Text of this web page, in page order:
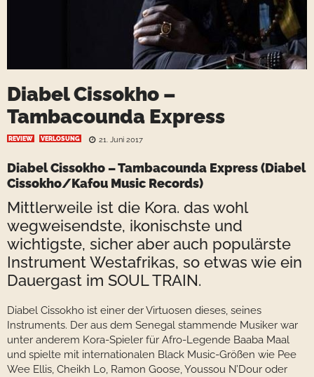
Diabel Cissokho –
Tambacounda Express
REVIEW VERLOSUNG 21. Juni 2017
Diabel Cissokho – Tambacounda Express(Diabel
Cissokho/Kafou Music Records)
Mittlerweile ist die Kora. das wohl
wegweisendste, ikonischste und
wichtigste, sicher aber auch populärste
Instrument Westafrikas, so etwas wie ein
Dauergast im SOUL TRAIN.
Diabel Cissokho ist einer der Virtuosen dieses, seines
Instruments. Der aus dem Senegal stammende Musiker war
unter anderem Kora-Spieler für Afro-Legende Baaba Maal
und spielte mit internationalen Black Music-Größen wie Pee
Wee Ellis, Cheikh Lo, Ramon Goose, Youssou N’Dour oder